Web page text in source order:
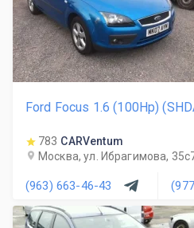
Ford Focus 1.6 (100Hp)
783 CARVentum
Москва, ул. Ибрагимова,
(963) 663-46-43